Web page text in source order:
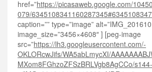
href=”https://picasaweb.google.com/
079/
caption=”” type=”image”
image_size=”3456×4608″ ] [peg-image
src=”https://lh3.googleusercontent.com/-
OKLORcwJifs/WA5abLmycXI/
MXom8FGhzoZFSzBRLVgb8AgCCo/s144-